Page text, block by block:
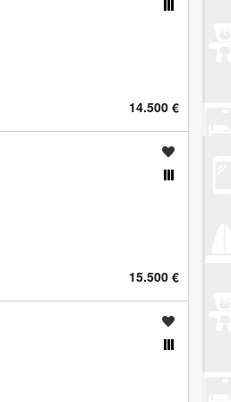
14.500 €
15.500 €